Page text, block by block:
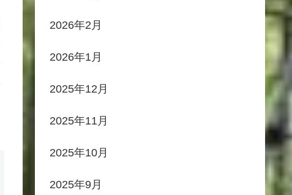
2026年2月
2026年1月
2025年12月
2025年11月
2025年10月
2025年9月